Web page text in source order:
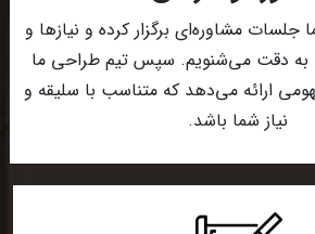
جلسات مشاوره‌ای برگزار کرده و نیازها و
به دقت می‌شنویم. سپس تیم طراحی ما
ارائه می‌دهد که متناسب با سلیقه و
نیاز شما باشد.